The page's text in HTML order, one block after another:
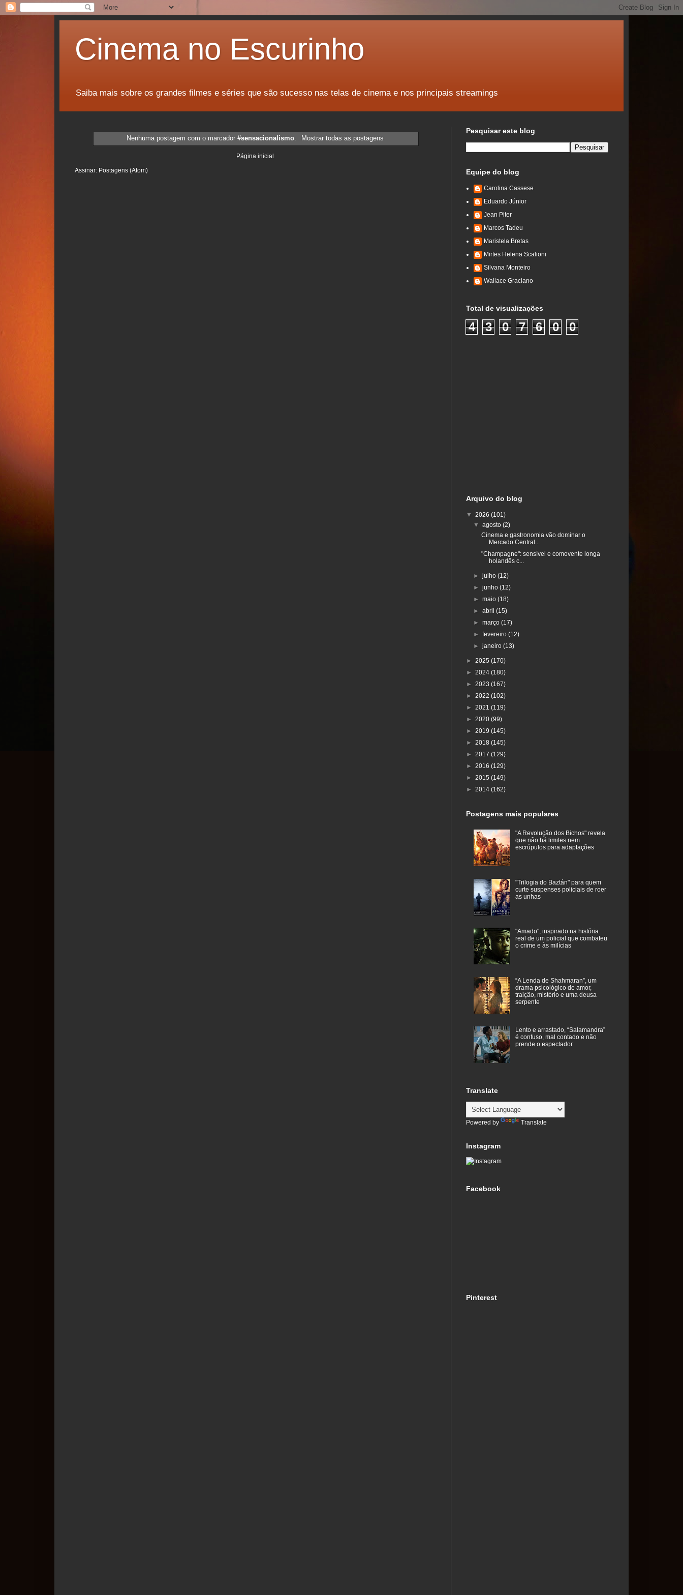
Cinema no Escurinho
Saiba mais sobre os grandes filmes e séries que são sucesso nas telas de cinema e nos principais streamings
Nenhuma postagem com o marcador#sensacionalismo. Mostrar todas as postagens
Página inicial
Assinar: Postagens (Atom)
Pesquisar este blog
Equipe do blog
Carolina Cassese
Eduardo Júnior
Jean Piter
Marcos Tadeu
Maristela Bretas
Mirtes Helena Scalioni
Silvana Monteiro
Wallace Graciano
Total de visualizações
4 3 0 7 6 0 0
Arquivo do blog
▼ 2026 (101)
▼agosto(2)
Cinema e gastronomia vão dominar o
Mercado Central...
"Champagne": sensível e comovente longa
holandês c...
►julho(12)
►junho(12)
►maio(18)
►abril(15)
►março(17)
►fevereiro(12)
►janeiro(13)
► 2025 (170)
► 2024 (180)
► 2023 (167)
► 2022 (102)
► 2021 (119)
► 2020 (99)
► 2019 (145)
► 2018 (145)
► 2017 (129)
► 2016 (129)
► 2015 (149)
► 2014 (162)
Postagens mais populares
"A Revolução dos Bichos" revela
que não há limites nem
escrúpulos para adaptações
"Trilogia do Baztán" para quem
curte suspenses policiais de roer
as unhas
"Amado", inspirado na história
real de um policial que combateu
o crime e às milícias
“A Lenda de Shahmaran”, um
drama psicológico de amor,
traição, mistério e uma deusa
serpente
Lento e arrastado, “Salamandra”
é confuso, mal contado e não
prende o espectador
Translate
Powered by Translate
Instagram
Facebook
Pinterest